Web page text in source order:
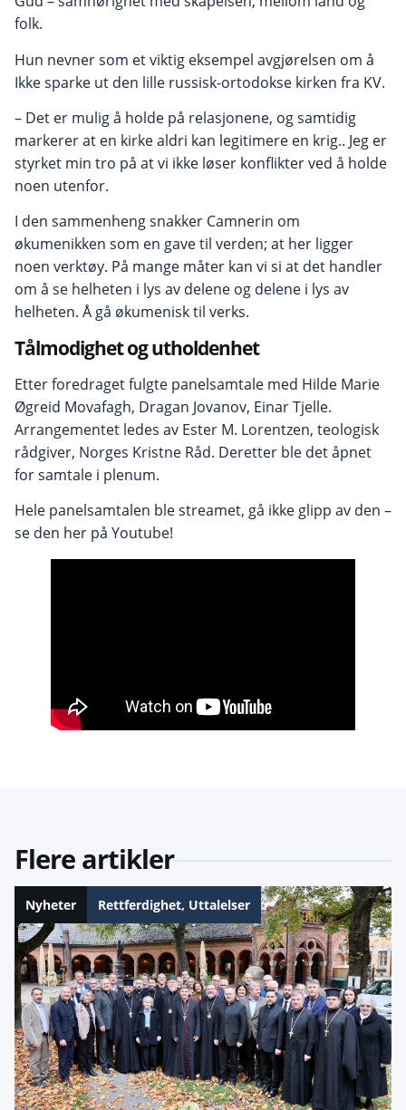
folk.
Hun nevner som et viktig eksempel avgjørelsen om å
Ikke sparke ut den lille russisk-ortodokse kirken fra KV.
– Det er mulig å holde på relasjonene, og samtidig
markerer at en kirke aldri kan legitimere en krig.. Jeg er
styrket min tro på at vi ikke løser konflikter ved å holde
noen utenfor.
I den sammenheng snakker Camnerin om
økumenikken som en gave til verden; at her ligger
noen verktøy. På mange måter kan vi si at det handler
om å se helheten i lys av delene og delene i lys av
helheten. Å gå økumenisk til verks.
Tålmodighet og utholdenhet
Etter foredraget fulgte panelsamtale med Hilde Marie
Øgreid Movafagh, Dragan Jovanov, Einar Tjelle.
Arrangementet ledes av Ester M. Lorentzen, teologisk
rådgiver, Norges Kristne Råd. Deretter ble det åpnet
for samtale i plenum.
Hele panelsamtalen ble streamet, gå ikke glipp av den –
se den her på Youtube!
Flere artikler
Nyheter Rettferdighet, Uttalelser